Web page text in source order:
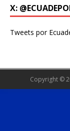
X:
Tweets por
Copyright ©